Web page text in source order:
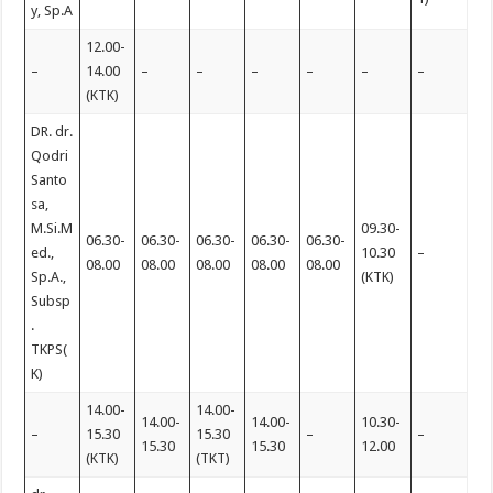
y, Sp.A
–
12.00-
14.00
(KTK)
– – – – – –
DR. dr.
Qodri
Santo
sa,
M.Si.M
ed.,
Sp.A.,
Subsp
.
TKPS(
K)
06.30-
08.00
06.30-
08.00
06.30-
08.00
06.30-
08.00
06.30-
08.00
09.30-
10.30
(KTK)
–
–
14.00-
15.30
(KTK)
14.00-
15.30
14.00-
15.30
(TKT)
14.00-
15.30
–
10.30-
12.00
–